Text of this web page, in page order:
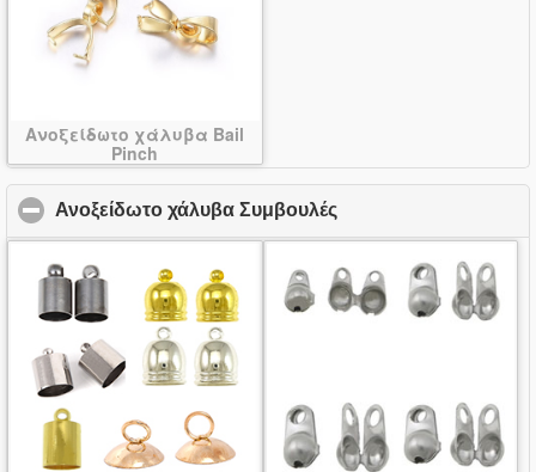
Ανοξείδωτο χάλυβα Bail
Pinch
Ανοξείδωτο χάλυβα Συμβουλές